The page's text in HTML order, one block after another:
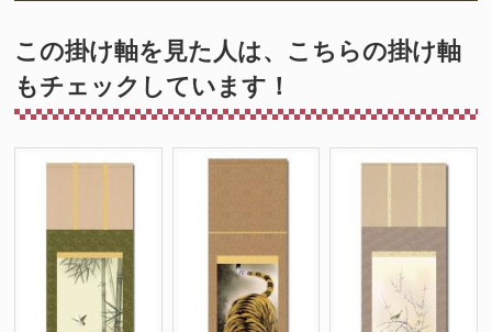
この掛け軸を見た人は、こちらの掛け軸
もチェックしています！